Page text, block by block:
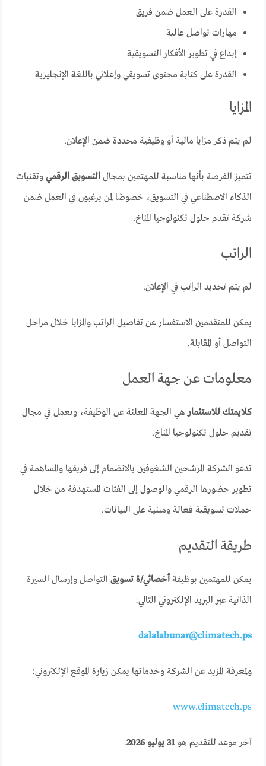
القدرة على العمل ضمن فريق
مهارات تواصل عالية
إبداع في تطوير الأفكار التسويقية
القدرة على كتابة محتوى تسويقي وإعلاني باللغة الإنجليزية
المزايا
لم يتم ذكر مزايا مالية أو وظيفية محددة ضمن الإعلان.
تتميز الفرصة بأنها مناسبة للمهتمين بمجالالتسويق الرقمي وتقنيات
الذكاء الاصطناعي في التسويق، خصوصًا لمن يرغبون في العمل ضمن
شركة تقدم حلول تكنولوجيا المناخ.
الراتب
لم يتم تحديد الراتب في الإعلان.
يمكن للمتقدمين الاستفسار عن تفاصيل الراتب والمزايا خلال مراحل
التواصل أو المقابلة.
معلومات عن جهة العمل
كلايمتك للاستثمارهي الجهة المعلنة عن الوظيفة، وتعمل في مجال
تقديم حلول تكنولوجيا المناخ.
تدعو الشركة المرشحين الشغوفين بالانضمام إلى فريقها والمساهمة في
تطوير حضورها الرقمي والوصول إلى الفئات المستهدفة من خلال
حملات تسويقية فعالة ومبنية على البيانات.
طريقة التقديم
يمكن للمهتمين بوظيفةأخصائي/ة تسويق التواصل وإرسال السيرة
الذاتية عبر البريد الإلكتروني التالي:
dalalabunar@climatech.ps
ولمعرفة المزيد عن الشركة وخدماتها يمكن زيارة الموقع الإلكتروني:
www.climatech.ps
آخر موعد للتقديم هو31 يوليو 2026 .